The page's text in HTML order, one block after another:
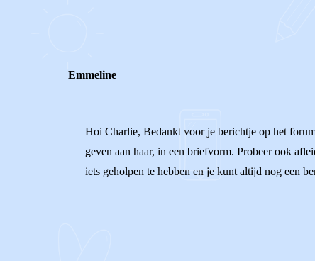
Emmeline
Hoi Charlie, Bedankt voor je berichtje op het
geven aan haar, in een briefvorm. Probeer ook
iets geholpen te hebben en je kunt altijd nog een